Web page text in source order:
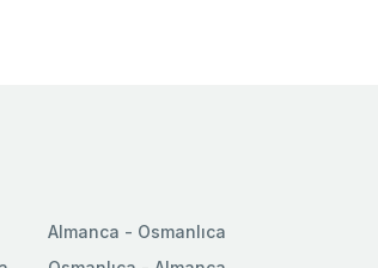
Almanca - Osmanlıca